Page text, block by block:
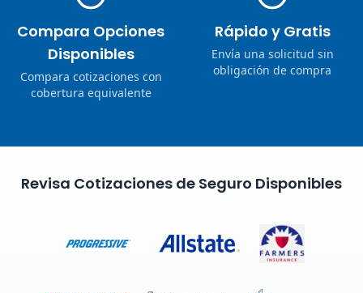
Compara Opciones
Disponibles
Compara cotizaciones con
cobertura equivalente
Rápido y Gratis
Envía una solicitud sin
obligación de compra
Revisa Cotizaciones de Seguro Disponibles